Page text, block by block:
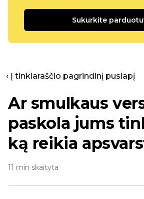
Sukurkite
‹ Į tinklaraščio pagrindinį puslapį
Ar smulkaus
paskola jums
ką reikia
11 min skaityta